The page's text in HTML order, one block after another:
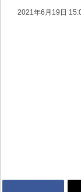
の特注「ファン